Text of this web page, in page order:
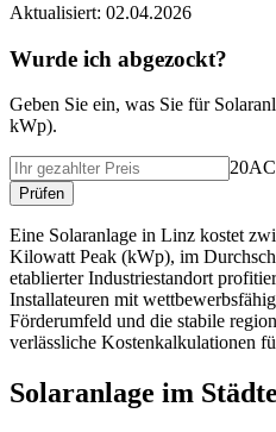
Aktualisiert: 02.04.2026
Wurde ich abgezockt?
Geben Sie ein, was Sie für
kWp).
20AC
Prüfen
Eine Solaranlage in Linz kostet
Kilowatt Peak (kWp), im
etablierter Industriestandort
Installateuren mit
Förderumfeld und die stabile
verlässliche Kostenkalkulationen
Solaranlage im Stä